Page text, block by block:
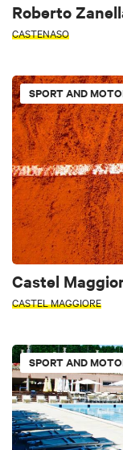
Roberto
CASTENASO
SPORT AND
Castel
CASTEL MAGGIORE
SPORT AND